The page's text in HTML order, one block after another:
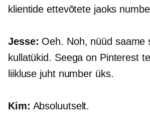
klientide ettevõtete jaoks
Jesse: Oeh. Noh, nüüd saame
kullatükid. Seega on Pinterest
liikluse juht number üks.
Kim: Absoluutselt.